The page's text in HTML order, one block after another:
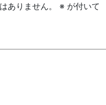
ありません。 ※ が付いて